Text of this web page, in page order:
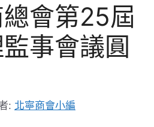
會第25屆
事會議圓
: 北寧商會小編